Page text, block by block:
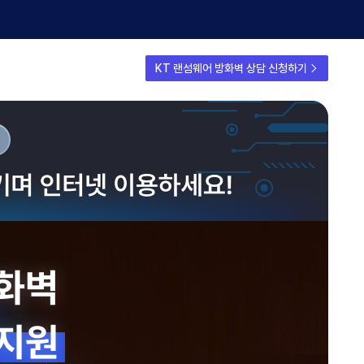
KT 랜섬웨어 방화벽 상담 신청하기